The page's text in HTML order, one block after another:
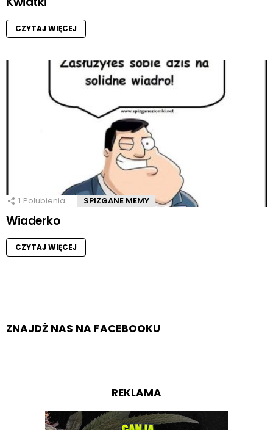
CZYTAJ WIĘCEJ
1 Polubienia SPIZGANE MEMY
Wiaderko
CZYTAJ WIĘCEJ
ZNAJDŹ NAS NA FACEBOOKU
REKLAMA